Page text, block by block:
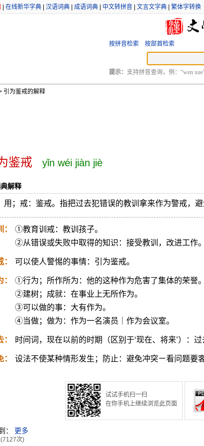
在线新华字典| 汉语词典| 成语词典| 中文转拼音| 文言文字典| 繁体字转换
按拼音检索 按部首检索
提示： 支持拼音查询，例：“wen
引为鉴戒的解释
鉴戒 yǐn wéi jiàn jiè
解释
用；戒：鉴戒。指把过去犯错误的教训拿来作为警戒，避
①教育训戒：教训孩子。
②从错误或失败中取得的知识：接受教训，改进工作。
可以使人警惕的事情：引为鉴戒。
①行为；所作所为：他的这种作为危害了集体的荣誉。
②建树；成就：在事业上无所作为。
③可以做的事：大有作为。
④当做；做为：作为一名演员｜作为会议室。
时间词，现在以前的时期（区别于‘现在、将来’）：
设法不使某种情形发生；防止：避免冲突ㄧ看问题要
试试手机扫一扫
在你手机上继续浏览此页面
： 更多
次)